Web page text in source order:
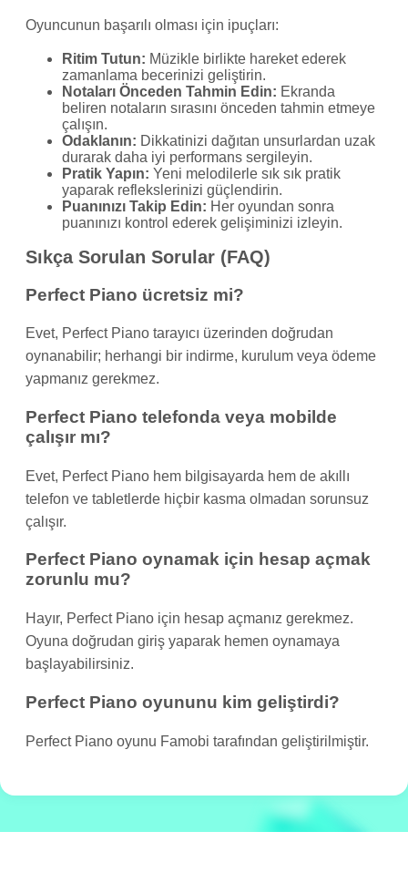
Oyuncunun başarılı olması için ipuçları:
Ritim Tutun: Müzikle birlikte hareket ederek
zamanlama becerinizi geliştirin.
Notaları Önceden Tahmin Edin: Ekranda
beliren notaların sırasını önceden tahmin etmeye
çalışın.
Odaklanın: Dikkatinizi dağıtan unsurlardan uzak
durarak daha iyi performans sergileyin.
Pratik Yapın: Yeni melodilerle sık sık pratik
yaparak reflekslerinizi güçlendirin.
Puanınızı Takip Edin: Her oyundan sonra
puanınızı kontrol ederek gelişiminizi izleyin.
Sıkça Sorulan Sorular (FAQ)
Perfect Piano ücretsiz mi?
Evet, Perfect Piano tarayıcı üzerinden doğrudan
oynanabilir; herhangi bir indirme, kurulum veya ödeme
yapmanız gerekmez.
Perfect Piano telefonda veya mobilde
çalışır mı?
Evet, Perfect Piano hem bilgisayarda hem de akıllı
telefon ve tabletlerde hiçbir kasma olmadan sorunsuz
çalışır.
Perfect Piano oynamak için hesap açmak
zorunlu mu?
Hayır, Perfect Piano için hesap açmanız gerekmez.
Oyuna doğrudan giriş yaparak hemen oynamaya
başlayabilirsiniz.
Perfect Piano oyununu kim geliştirdi?
Perfect Piano oyunu Famobi tarafından geliştirilmiştir.